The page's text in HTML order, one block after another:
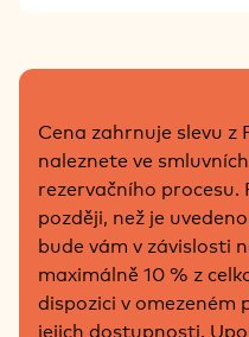
Cena zahrnuje slevu z
naleznete ve
rezervačního
později, než je
bude vám v závislosti
maximálně 10 % z
dispozici v omezeném
jejich dostupnosti.